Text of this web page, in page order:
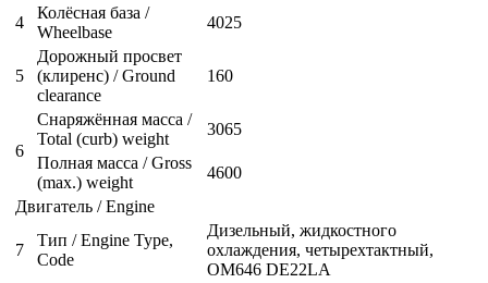
4
Колёсная база /
Wheelbase
4025
5
Дорожный просвет
(клиренс) / Ground
clearance
160
6
Снаряжённая масса /
Total (curb) weight
3065
Полная масса / Gross
(max.) weight
4600
Двигатель / Engine
7
Тип / Engine Type,
Code
Дизельный, жидкостного
охлаждения, четырехтактный,
OM646 DE22LA